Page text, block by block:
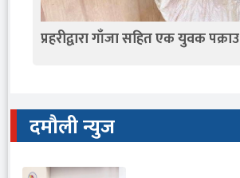
प्रहरीद्वारा गाँजा सहित एक युवक पक्राउ
दमौली न्युज